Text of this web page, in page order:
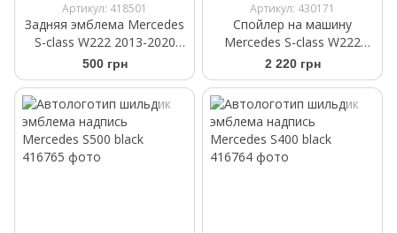
Артикул: 418501
Задняя эмблема Mercedes
S-class W222 2013-2020
черный глянец
A2228170016
500 грн
Артикул: 430171
Спойлер на машину
Mercedes S-class W222
2013- черный глянец
2 220 грн